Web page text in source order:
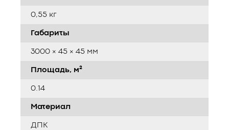
0,55 кг
Габариты
3000 × 45 × 45 мм
Площадь, м²
0.14
Материал
ДПК